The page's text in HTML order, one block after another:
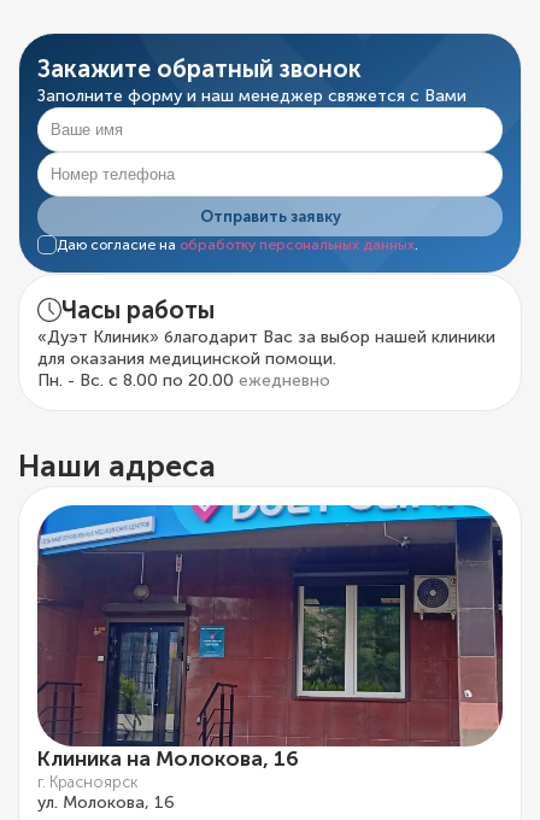
Закажите обратный звонок
Заполните форму и наш менеджер свяжется с Вами
Отправить заявку
Даю согласие на обработку персональных данных.
Часы работы
«Дуэт Клиник» благодарит Вас за выбор нашей клиники
для оказания медицинской помощи.
Пн. - Вс. с 8.00 по 20.00 ежедневно
Наши адреса
Клиника на Молокова, 16
г. Красноярск
ул. Молокова, 16